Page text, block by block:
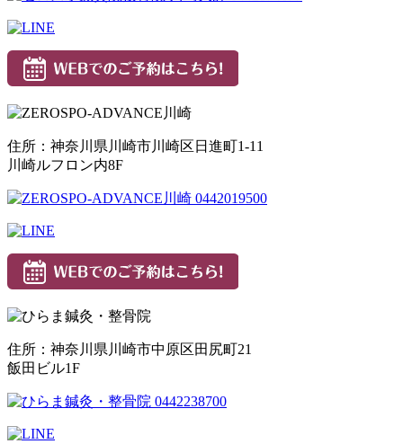
住所：神奈川県川崎市川崎区日進町1-11
川崎ルフロン内8F
住所：神奈川県川崎市中原区田尻町21
飯田ビル1F